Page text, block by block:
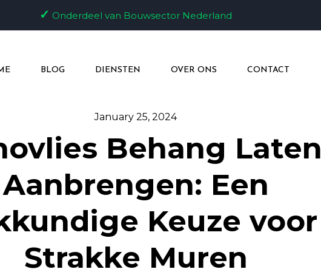
✓ Onderdeel van Bouwsector Nederland
BLOG DIENSTEN OVER ONS CONTACT
January 25, 2024
Behang Laten
Aanbrengen: Een
Keuze voor
Strakke Muren